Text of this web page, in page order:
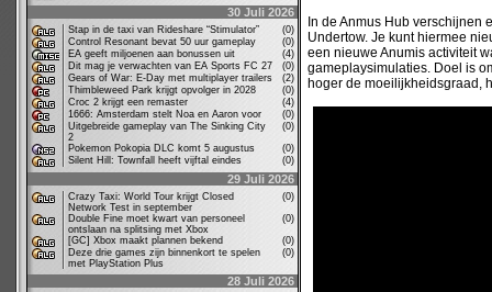
30 Juli 2026
Stap in de taxi van Rideshare “Stimulator”
(0)
Control Resonant bevat 50 uur gameplay
(0)
EA geeft miljoenen aan bonussen uit
(4)
Dit mag je verwachten van EA Sports FC 27
(0)
Gears of War: E-Day met multiplayer trailers
(2)
Thimbleweed Park krijgt opvolger in 2028
(0)
Croc 2 krijgt een remaster
(4)
1666: Amsterdam stelt Noa en Aaron voor
(0)
Uitgebreide gameplay van The Sinking City
2
(0)
Pokemon Pokopia DLC komt 5 augustus
(0)
Silent Hill: Townfall heeft vijftal eindes
(0)
29 Juli 2026
Crazy Taxi: World Tour krijgt Closed
Network Test in september
(0)
Double Fine moet kwart van personeel
ontslaan na splitsing met Xbox
(0)
[GC] Xbox maakt plannen bekend
(0)
Deze drie games zijn binnenkort te spelen
met PlayStation Plus
(0)
28 Juli 2026
In de Anmus Hub verschijnen
Undertow. Je kunt hiermee
een nieuwe Anumis activiteit
gameplaysimulaties. Doel is
hoger de moeilijkheidsgraad,